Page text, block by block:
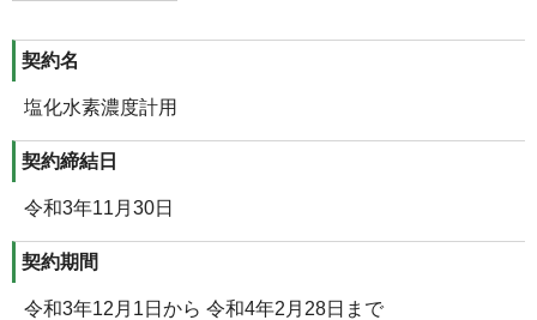
契約名
塩化水素濃度計用
契約締結日
令和3年11月30日
契約期間
令和3年12月1日から 令和4年2月28日まで